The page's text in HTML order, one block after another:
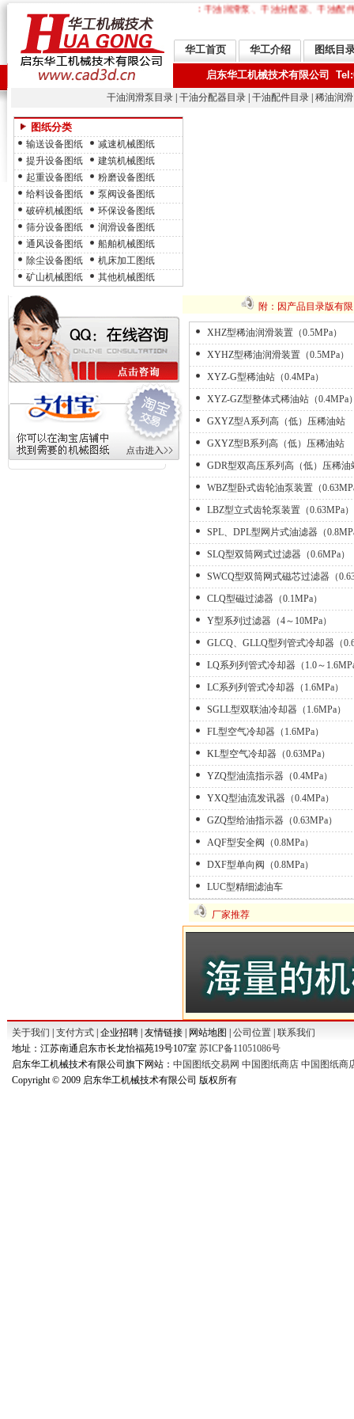
本处提供：干油润滑泵、干油分配器、干
华工首页 华工介绍 图纸目
启东华工机械技术有限公司
干油润滑泵目录 干油分配器目录 干油配件目录 稀油润
图纸分类
输送设备图纸
减速机械图纸
提升设备图纸
建筑机械图纸
起重设备图纸
粉磨设备图纸
给料设备图纸
泵阀设备图纸
破碎机械图纸
环保设备图纸
筛分设备图纸
润滑设备图纸
通风设备图纸
船舶机械图纸
除尘设备图纸
机床加工图纸
矿山机械图纸
其他机械图纸
附：因产品目录版有
XHZ型稀油润滑装置（0.5MPa）
XYHZ型稀油润滑装置（0.5MPa）
XYZ-G型稀油站（0.4MPa）
XYZ-GZ型整体式稀油站（0.4MPa
GXYZ型A系列高（低）压稀油站
GXYZ型B系列高（低）压稀油站
GDR型双高压系列高（低）压稀油
WBZ型卧式齿轮油泵装置（
LBZ型立式齿轮泵装置（0.63MPa）
SPL、DPL型网片式油滤器（
SLQ型双筒网式过滤器（0.6MPa）
SWCQ型双筒网式磁芯过滤器（
CLQ型磁过滤器（0.1MPa）
Y型系列过滤器（4～10MPa）
GLCQ、GLLQ型列管式冷却器（
LQ系列列管式冷却器（1.0～
LC系列列管式冷却器（1.6MPa）
SGLL型双联油冷却器（1.6MPa）
FL型空气冷却器（1.6MPa）
KL型空气冷却器（0.63MPa）
YZQ型油流指示器（0.4MPa）
YXQ型油流发讯器（0.4MPa）
GZQ型给油指示器（0.63MPa）
AQF型安全阀（0.8MPa）
DXF型单向阀（0.8MPa）
LUC型精细滤油车
厂家推荐
关于我们 支付方式 | 企业招聘 | 友情链接 | 网站地图 | 公司位置 联系我们
地址：江苏南通启东市长龙怡福苑19号107室 苏ICP备11051086号
启东华工机械技术有限公司旗下网站： 中国图纸交易网 中国图纸商店 中国图纸商
Copyright © 2009 启东华工机械技术有限公司 版权所有